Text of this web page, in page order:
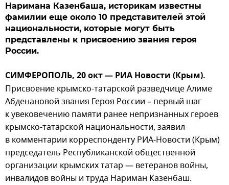
Наримана Казенбаша, историкам известны
фамилии еще около 10 представителей этой
национальности, которые могут быть
представлены к присвоению звания героя
России.
СИМФЕРОПОЛЬ, 20 окт — РИА Новости (Крым).
Присвоение крымско-татарской разведчице Алиме
Абденановой звания Героя России – первый шаг
к увековечению памяти ранее непризнанных героев
крымско-татарской национальности, заявил
в комментарии корреспонденту РИА-Новости (Крым)
председатель Республиканской общественной
организации крымских татар — ветеранов войны,
инвалидов войны и труда Нариман Казенбаш.